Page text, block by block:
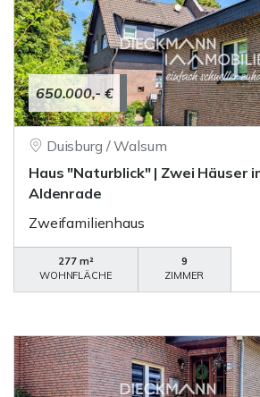
650.000,- €
Duisburg / Walsum
Haus "Naturblick" | Zwei Häuser
Aldenrade
Zweifamilienhaus
277 m²
WOHNFLÄCHE
9
ZIMMER